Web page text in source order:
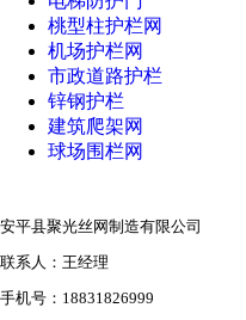
桃型柱护栏网
机场护栏网
市政道路护栏
锌钢护栏
建筑爬架网
球场围栏网
安平县聚光丝网制造有限公司
联系人：王经理
手机号：18831826999